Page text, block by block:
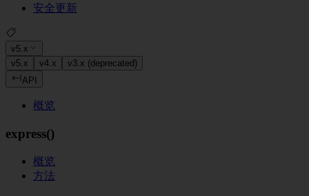
安全更新
v5.x
v5.x
v4.x
v3.x (deprecated)
API
概览
express()
概览
方法